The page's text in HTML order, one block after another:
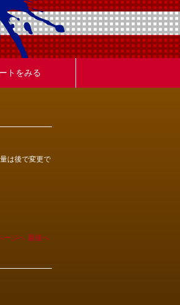
トをみる
は後で変更で
ージへ 最後へ